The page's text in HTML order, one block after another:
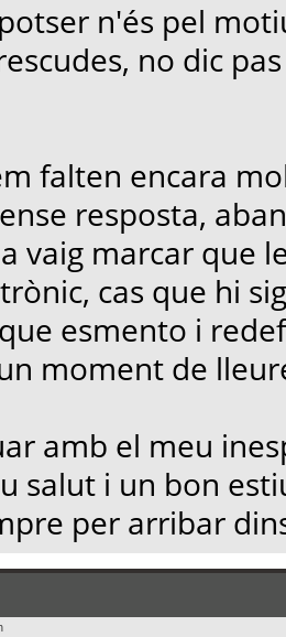
n'és pel
no dic
falten encara
resposta,
vaig marcar que
cas que hi
esmento i
moment de
amb el meu
salut i un bon
per arribar